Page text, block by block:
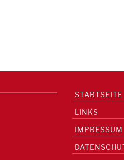
STARTSEITE
LINKS
IMPRESSUM